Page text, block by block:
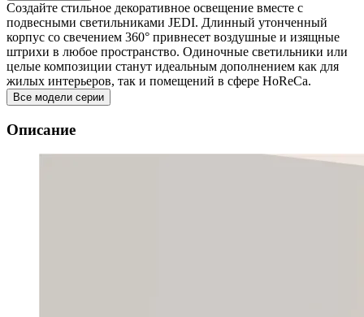
Создайте стильное декоративное освещение вместе с
подвесными светильниками JEDI. Длинный утонченный
корпус со свечением 360° привнесет воздушные и изящные
штрихи в любое пространство. Одиночные светильники или
целые композиции станут идеальным дополнением как для
жилых интерьеров, так и помещений в сфере HoReCa.
Все модели серии
Описание